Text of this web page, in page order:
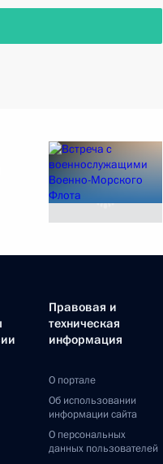
Правовая и
техническая
информация
О портале
Об использовании
информации сайта
О персональных
данных пользователей